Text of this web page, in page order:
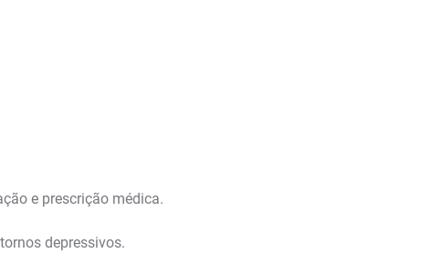
e prescrição médica.
depressivos.